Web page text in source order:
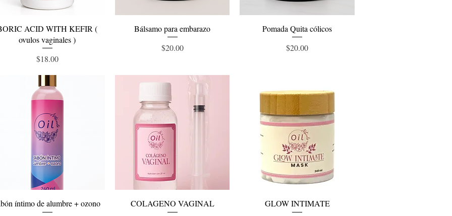
Vista rápida
ACID WITH KEFIR (
ovulos vaginales )
Precio
$18.00
Vista rápida
Bálsamo para embarazo
Precio
$20.00
Vista rápida
Pomada Quita cólicos
Precio
$20.00
Vista rápida
íntimo de alumbre + ozono
Vista rápida
COLAGENO VAGINAL
Vista rápida
GLOW INTIMATE